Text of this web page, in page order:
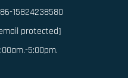
15824238580
protected]
5:00pm.